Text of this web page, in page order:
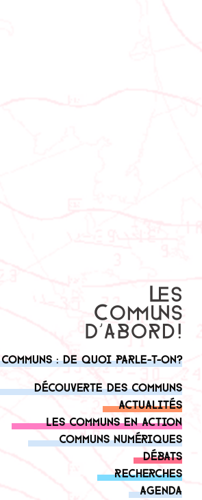
Communs : de quoi parle-t-on?
Découverte des communs
Actualités
Les communs en action
Communs numériques
Débats
Recherches
Agenda